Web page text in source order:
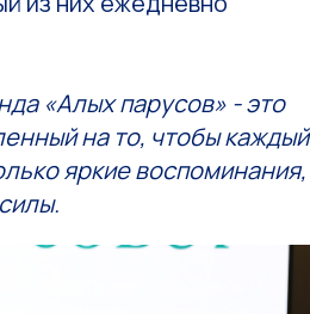
«Алых парусов» - это
на то, чтобы каждый
яркие воспоминания,